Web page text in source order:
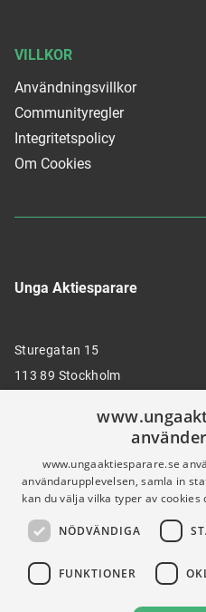
Unga Aktiesparare
Sturegatan 15
113 89 Stockholm
Följ oss gärna på sociala medier
VILLKOR
Användningsvillkor
Communityregler
Integritetspolicy
Om Cookies
www.ungaaktiesparare.se
användarupplevelsen, samla in
kan du välja vilka typer av
NÖDVÄNDIGA
FUNKTIONER